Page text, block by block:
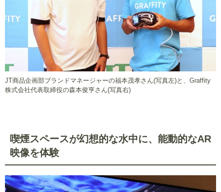
JT商品企画部ブランドマネージャーの福本茂孝さん(写真左)と、Graffity
株式会社代表取締役の森本俊亨さん(写真右)
喫煙スペースが幻想的な水中に、能動的なAR
映像を体験